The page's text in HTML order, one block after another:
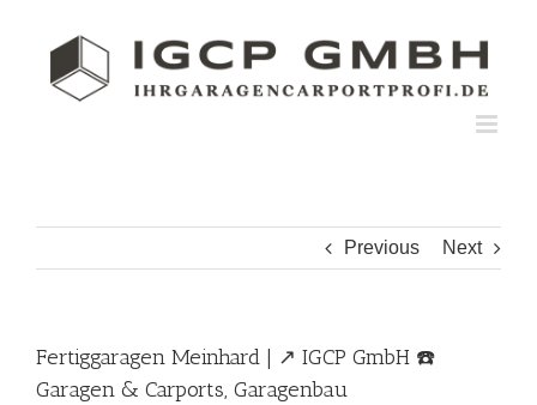
Previous Next
Fertiggaragen Meinhard | ↗️ IGCP GmbH ☎️
Garagen & Carports, Garagenbau